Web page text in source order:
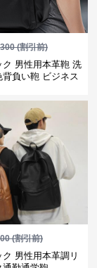
(割引前)
ク 男性用本革鞄 洗
負い鞄 ビジネス
(割引前)
ク 男性用本革調リ